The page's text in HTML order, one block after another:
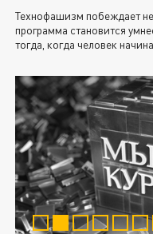
Технофашизм побеждает
программа становится
тогда, когда человек